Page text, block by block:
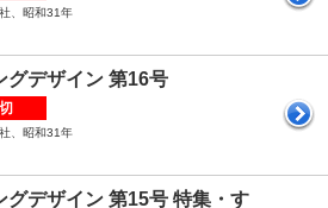
、昭和31年
グデザイン 第16号
、昭和31年
グデザイン 第15号 特集・す